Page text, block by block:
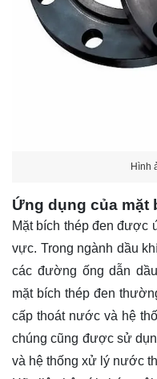
Hình
Ứng dụng của mặt
Mặt bích thép đen được
vực. Trong ngành dầu
các đường ống dẫn
mặt bích thép đen
cấp thoát nước và hệ
chúng cũng được sử
và hệ thống xử lý nước